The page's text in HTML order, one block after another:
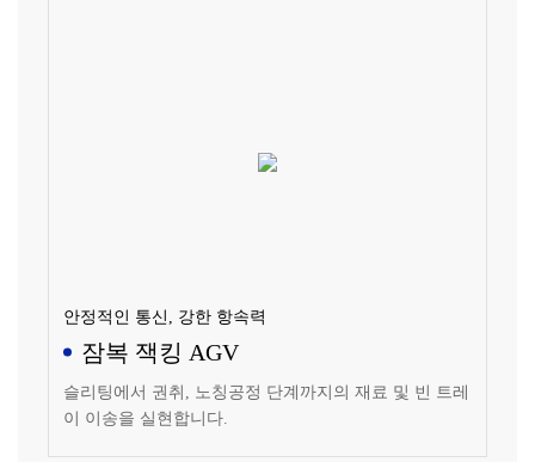
안정적인 통신, 강한 항속력
잠복 잭킹 AGV
슬리팅에서 권취, 노칭공정 단계까지의 재료 및 빈 트레
이 이송을 실현합니다.